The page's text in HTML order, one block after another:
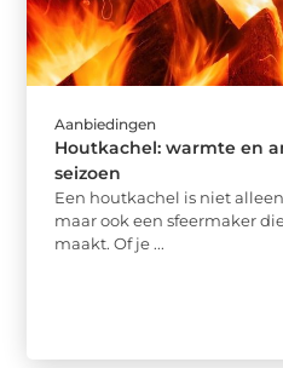
Aanbiedingen
Houtkachel: warmte en
seizoen
Een houtkachel is niet
maar ook een sfeermaker
maakt. Of je ...